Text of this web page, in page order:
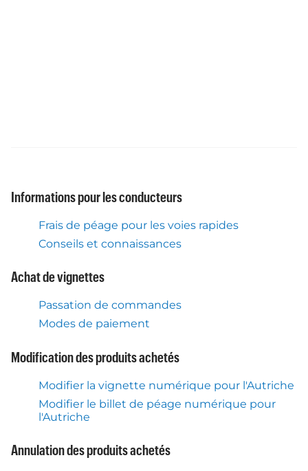
Informations pour les conducteurs
Frais de péage pour les voies rapides
Conseils et connaissances
Achat de vignettes
Passation de commandes
Modes de paiement
Modification des produits achetés
Modifier la vignette numérique pour l'Autriche
Modifier le billet de péage numérique pour
l'Autriche
Annulation des produits achetés